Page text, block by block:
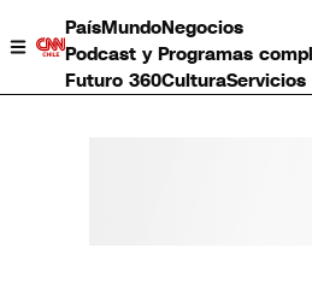
PaísMundoNegocios
Podcast y Programas
Futuro 360CulturaServicios